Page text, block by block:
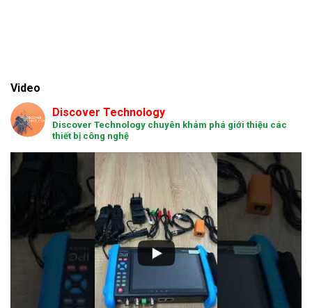
Video
Discover Technology
Discover Technology chuyên khám phá giới thiệu các
thiết bị công nghệ